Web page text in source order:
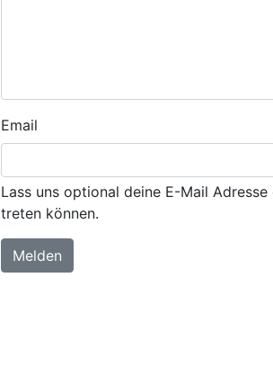
Email
Lass uns optional deine E-Mail
treten können.
Melden